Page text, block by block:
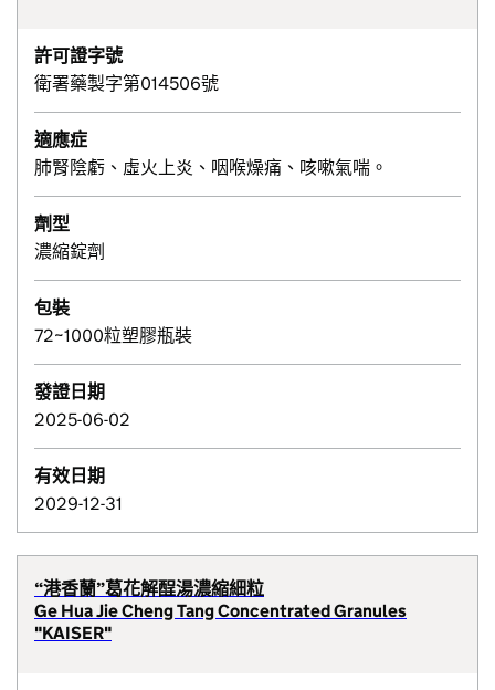
許可證字號
衛署藥製字第014506號
適應症
肺腎陰虧、虛火上炎、咽喉燥痛、咳嗽氣喘。
劑型
濃縮錠劑
包裝
72~1000粒塑膠瓶裝
發證日期
2025-06-02
有效日期
2029-12-31
“港香蘭”葛花解酲湯濃縮細粒
Ge Hua Jie Cheng Tang Concentrated Granules
"KAISER"